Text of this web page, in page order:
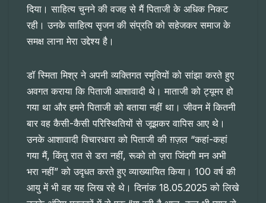
दिया। साहित्य चुनने की वजह से मैं पिताजी के अधिक निकट
रही। उनके साहित्य सृजन की संप्रति को सहेजकर समाज के
समक्ष लाना मेरा उद्देश्य है।
डॉ स्मिता मिश्र ने अपनी व्यक्तिगत स्मृतियों को सांझा करते हुए
अवगत कराया कि पिताजी आशावादी थे। माताजी को ट्यूमर हो
गया था और हमने पिताजी को बताया नहीं था। जीवन में कितनी
बार वह कैसी-कैसी परिस्थितियों से जूझकर वापिस आए थे।
उनके आशावादी विचारधारा को पिताजी की ग़ज़ल “कहां-कहां
गया मैं, किंतु रात से डरा नहीं, रूको तो ज़रा जिंदगी मन अभी
भरा नहीं” को उदृधत करते हुए व्याख्यायित किया। 100 वर्ष की
आयु में भी वह यह लिख रहे थे। दिनांक 18.05.2025 को लिखे